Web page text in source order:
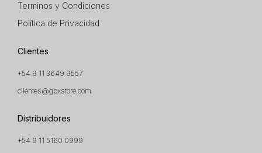
Terminos y Condiciones
Política de Privacidad
Clientes
+54 9 11 3649 9557
clientes@gpxstore.com
Distribuidores
+54 9 11 5160 0999